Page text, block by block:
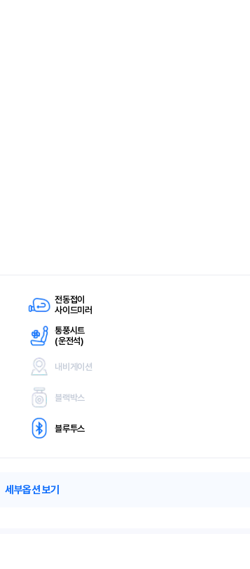
전동접이
사이드미러
통풍시트
(운전석)
내비게이션
블랙박스
블루투스
세부옵션 보기